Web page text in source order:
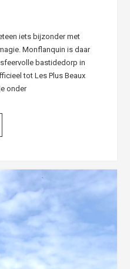
iets bijzonder met
Monflanquin is daar
bastidedorp in
tot Les Plus Beaux
onder